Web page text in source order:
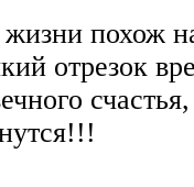
жизни похож
отрезок